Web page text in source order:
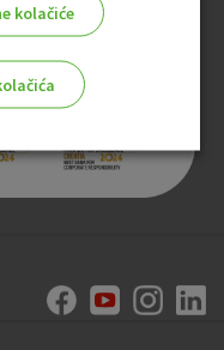
kolačiće